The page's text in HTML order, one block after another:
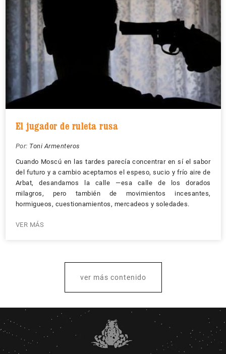
El jugador de ruleta rusa
Por: Toni Armenteros
Cuando Moscú en las tardes parecía concentrar en sí el sabor
del futuro y a cambio aceptamos el espeso, sucio y frío aire de
Arbat, desandamos la calle —esa calle de los dorados
milagros, pero también de movimientos incesantes,
hormigueos, cuestionamientos, mercadeos y soledades.
VER MÁS
ver más contenido